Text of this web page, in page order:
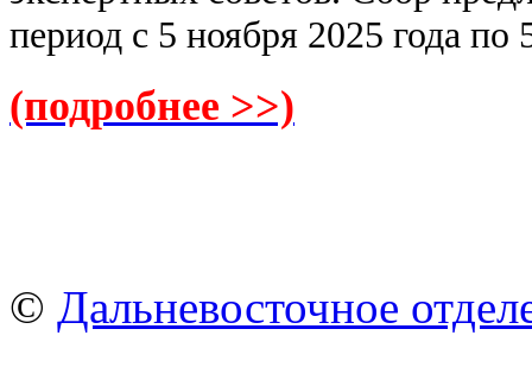
период с 5 ноября 2025 года по
(подробнее >>)
© Дальневосточное